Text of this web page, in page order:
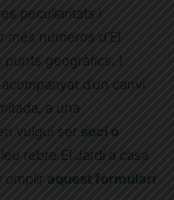
peculiaritats i
números d’El
punts geogràfics. I
d’un canvi
a una
vulgui ser soci o
rebre El Jardí a casa
aquest formulari